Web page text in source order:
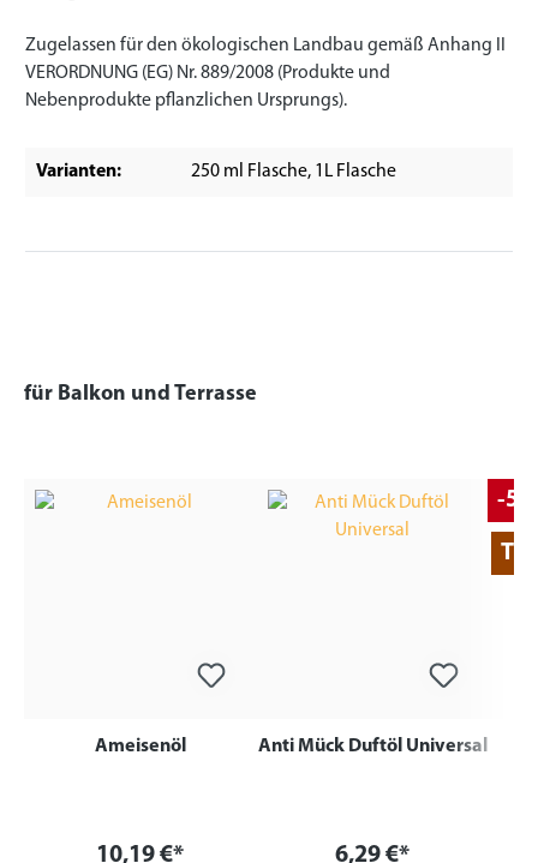
Zugelassen für den ökologischen Landbau gemäß Anhang II
VERORDNUNG (EG) Nr. 889/2008 (Produkte und
Nebenprodukte pflanzlichen Ursprungs).
Varianten: 250 ml Flasche, 1L Flasche
für Balkon und Terrasse
Ameisenöl
10,19 €*
Anti Mück Duftöl Universal
6,29 €*
-